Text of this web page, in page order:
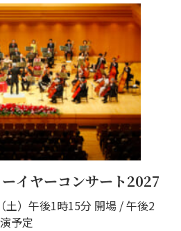
ーイヤーコンサート2027
土）午後1時15分 開場 / 午後2
予定